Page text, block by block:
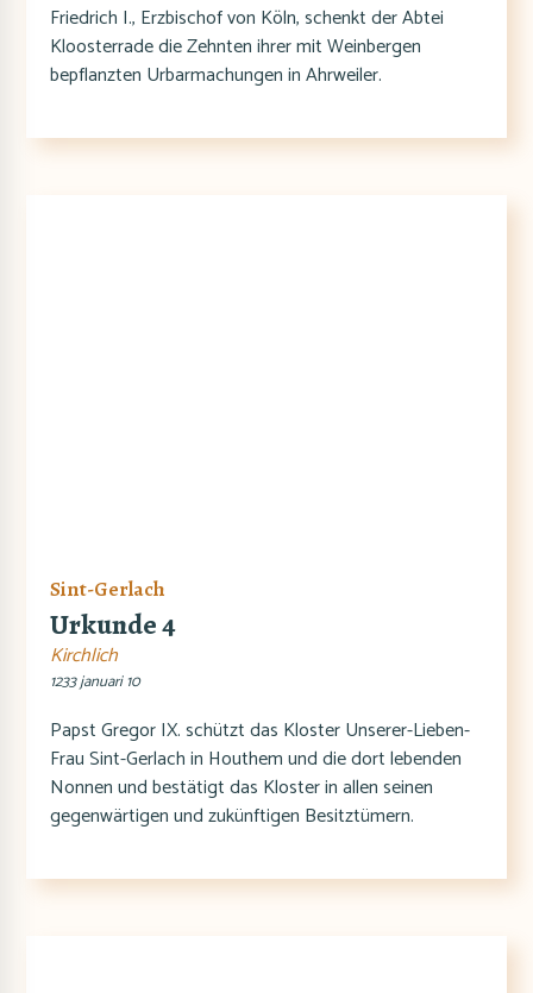
Friedrich I., Erzbischof von Köln, schenkt der Abtei
Kloosterrade die Zehnten ihrer mit Weinbergen
bepflanzten Urbarmachungen in Ahrweiler.
Sint-Gerlach
Urkunde 4
Kirchlich
1233 januari 10
Papst Gregor IX. schützt das Kloster Unserer-Lieben-
Frau Sint-Gerlach in Houthem und die dort lebenden
Nonnen und bestätigt das Kloster in allen seinen
gegenwärtigen und zukünftigen Besitztümern.